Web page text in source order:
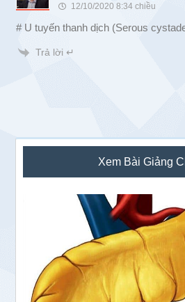
12/10/2020 8:34 chiều
# U tuyến thanh dịch (Serous
Trả lời ↵
Sidebar
chính
Xem Bài Giảng